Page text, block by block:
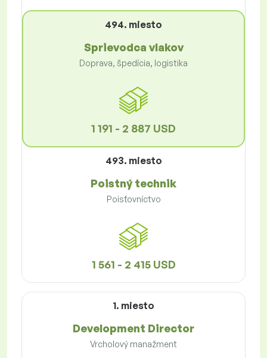
494. miesto
Sprievodca vlakov
Doprava, špedícia, logistika
1 191 - 2 887 USD
493. miesto
Poistný technik
Poisťovníctvo
1 561 - 2 415 USD
1. miesto
Development Director
Vrcholový manažment